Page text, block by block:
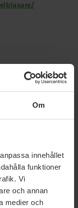
Om
innehållet
funktioner
Vi
och annan
medier och
krav på